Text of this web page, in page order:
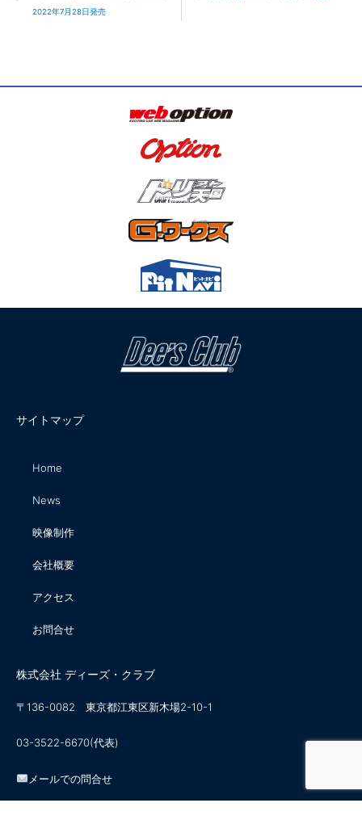
2022年7月28日発売
サイトマップ
Home
News
映像制作
会社概要
アクセス
お問合せ
株式会社 ディーズ・クラブ
〒136-0082 東京都江東区新木場2-10-1
03-3522-6670(代表)
メールでの問合せ